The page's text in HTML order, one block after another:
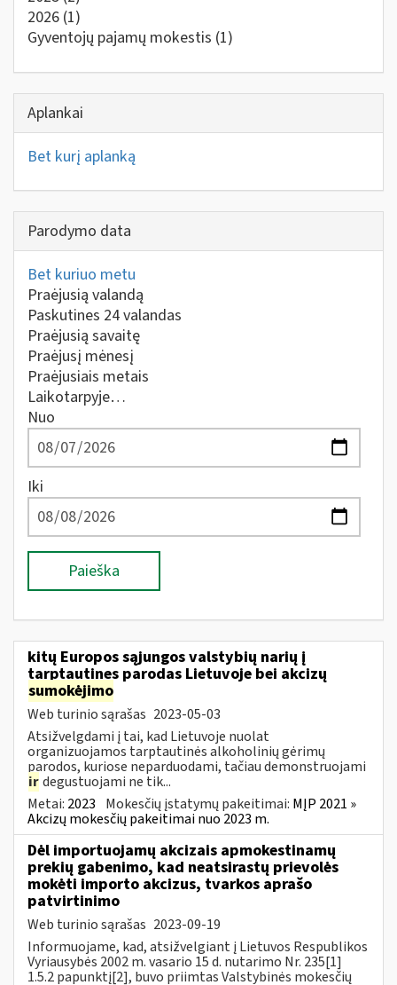
2026 (1)
Gyventojų pajamų mokestis (1)
Aplankai
Bet kurį aplanką
Parodymo data
Bet kuriuo metu
Praėjusią valandą
Paskutines 24 valandas
Praėjusią savaitę
Praėjusį mėnesį
Praėjusiais metais
Laikotarpyje…
Nuo
Iki
Paieška
kitų Europos sąjungos valstybių narių į
tarptautines parodas Lietuvoje bei akcizų
sumokėjimo
Web turinio sąrašas 2023-05-03
Atsižvelgdami į tai, kad Lietuvoje nuolat
organizuojamos tarptautinės alkoholinių gėrimų
parodos, kuriose neparduodami, tačiau demonstruojami
irdegustuojami ne tik...
Metai: 2023 Mokesčių įstatymų pakeitimai: MĮP 2021 »
Akcizų mokesčių pakeitimai nuo 2023 m.
Dėl importuojamų akcizais apmokestinamų
prekių gabenimo, kad neatsirastų prievolės
mokėti importo akcizus, tvarkos aprašo
patvirtinimo
Web turinio sąrašas 2023-09-19
Informuojame, kad, atsižvelgiant į Lietuvos Respublikos
Vyriausybės 2002 m. vasario 15 d. nutarimo Nr. 235[1]
1.5.2 papunktį[2], buvo priimtas Valstybinės mokesčių